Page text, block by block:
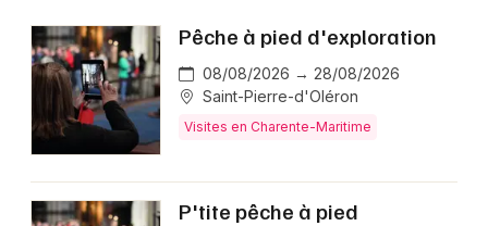
Pêche à pied d'exploration
08/08/2026 → 28/08/2026
Saint-Pierre-d'Oléron
Visites en Charente-Maritime
P'tite pêche à pied